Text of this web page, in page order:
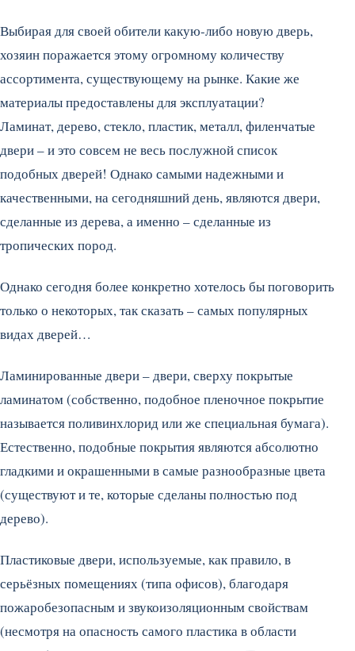
Выбирая для своей обители какую-либо новую дверь,
хозяин поражается этому огромному количеству
ассортимента, существующему на рынке. Какие же
материалы предоставлены для эксплуатации?
Ламинат, дерево, стекло, пластик, металл, филенчатые
двери – и это совсем не весь послужной список
подобных дверей! Однако самыми надежными и
качественными, на сегодняшний день, являются двери,
сделанные из дерева, а именно – сделанные из
тропических пород.
Однако сегодня более конкретно хотелось бы поговорить
только о некоторых, так сказать – самых популярных
видах дверей…
Ламинированные двери – двери, сверху покрытые
ламинатом (собственно, подобное пленочное покрытие
называется поливинхлорид или же специальная бумага).
Естественно, подобные покрытия являются абсолютно
гладкими и окрашенными в самые разнообразные цвета
(существуют и те, которые сделаны полностью под
дерево).
Пластиковые двери, используемые, как правило, в
серьёзных помещениях (типа офисов), благодаря
пожаробезопасным и звукоизоляционным свойствам
(несмотря на опасность самого пластика в области